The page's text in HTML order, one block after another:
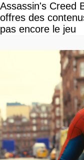
Assassin's Creed
offres des
pas encore le jeu